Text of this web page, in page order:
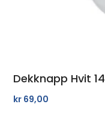
Dekknapp Hvit
kr 69,00